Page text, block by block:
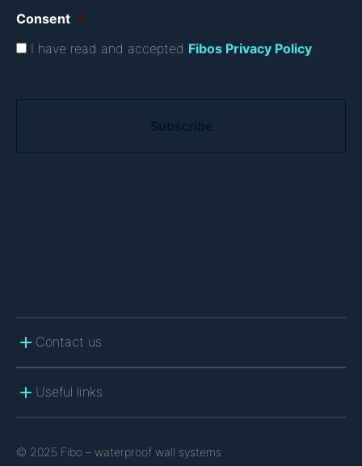
Consent *
I have read and accepted Fibos Privacy Policy.
Contact us
Useful links
© 2025 Fibo – waterproof wall systems